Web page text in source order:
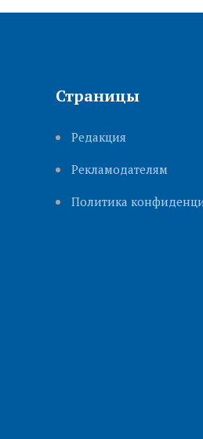
Страницы
Редакция
Рекламодателям
Политика